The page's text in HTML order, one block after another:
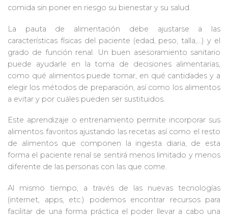
comida sin poner en riesgo su bienestar y su salud.
La pauta de alimentación debe ajustarse a las
características físicas del paciente (edad, peso, talla,…) y el
grado de función renal. Un buen asesoramiento sanitario
puede ayudarle en la toma de decisiones alimentarias,
como qué alimentos puede tomar, en qué cantidades y a
elegir los métodos de preparación, así como los alimentos
a evitar y por cuáles pueden ser sustituidos.
Este aprendizaje o entrenamiento permite incorporar sus
alimentos favoritos ajustando las recetas así como el resto
de alimentos que componen la ingesta diaria, de esta
forma el paciente renal se sentirá menos limitado y menos
diferente de las personas con las que come.
Al mismo tiempo, a través de las nuevas tecnologías
(internet, apps, etc.) podemos encontrar recursos para
facilitar de una forma práctica el poder llevar a cabo una